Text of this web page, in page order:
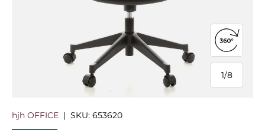
1/
von
8
360°-
hjh OFFICE | SKU: 653620